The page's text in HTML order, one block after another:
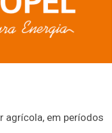
agrícola, em períodos